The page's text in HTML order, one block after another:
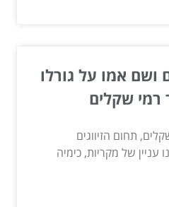
אמו על גורלו
רמי שקלים
תחום הזיווגים
עניין של מקריות, כימיה